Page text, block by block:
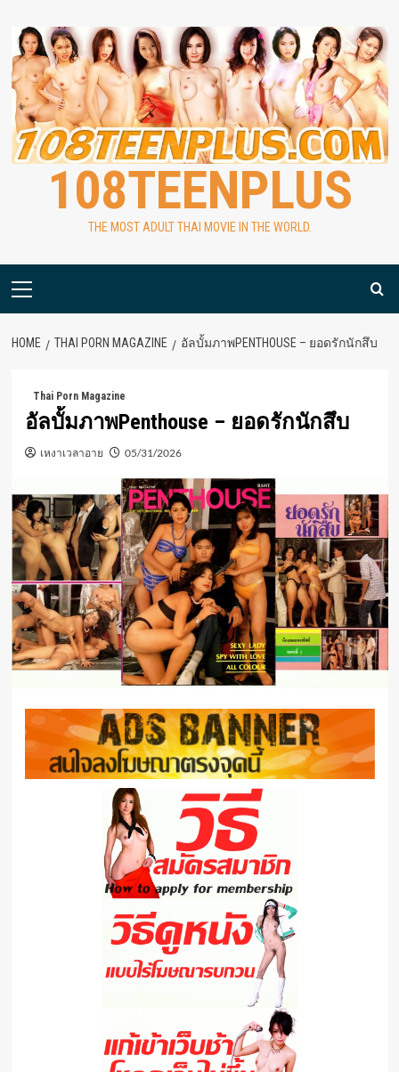
content
108TEENPLUS
THE MOST ADULT THAI MOVIE IN THE WORLD.
Primary
HOME THAI PORN MAGAZINE อัลบั้มภาพPENTHOUSE – ยอดรักนักสึบ
Thai Porn Magazine
อัลบั้มภาพPenthouse – ยอดรักนักสึบ
เหงาเวลาอาย 05/31/2026